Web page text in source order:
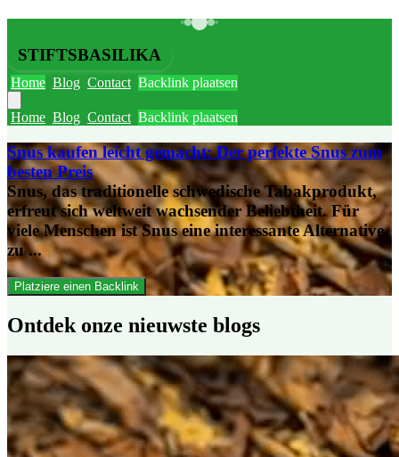
STIFTSBASILIKA
Home Blog Contact Backlink plaatsen
Home Blog Contact Backlink plaatsen
Snus kaufen leicht gemacht: Der perfekte Snus zum
besten Preis
Snus, das traditionelle schwedische Tabakprodukt,
erfreut sich weltweit wachsender Beliebtheit. Für
viele Menschen ist Snus eine interessante Alternative
zu ...
Platziere einen Backlink
Ontdek onze nieuwste blogs